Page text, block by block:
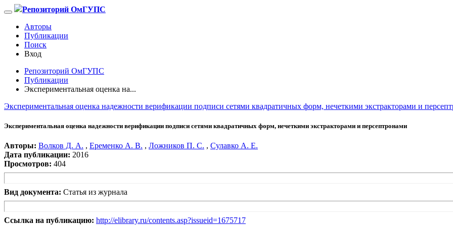
Репозиторий ОмГУПС
Авторы
Публикации
Поиск
Вход
Репозиторий ОмГУПС
Публикации
Экспериментальная оценка на...
Экспериментальная оценка надежности верификации подписи сетями квадратичных форм, нечеткими экстракторами и
Экспериментальная оценка надежности верификации подписи сетями квадратичных форм, нечеткими экстракторами и персептронами
Авторы: Волков Д. А. , Еременко А. В. , Ложников П. С. , Сулавко А. Е.
Дата публикации: 2016
Просмотров: 404
Вид документа: Статья из журнала
Ссылка на публикацию: http://elibrary.ru/contents.asp?issueid=1675717